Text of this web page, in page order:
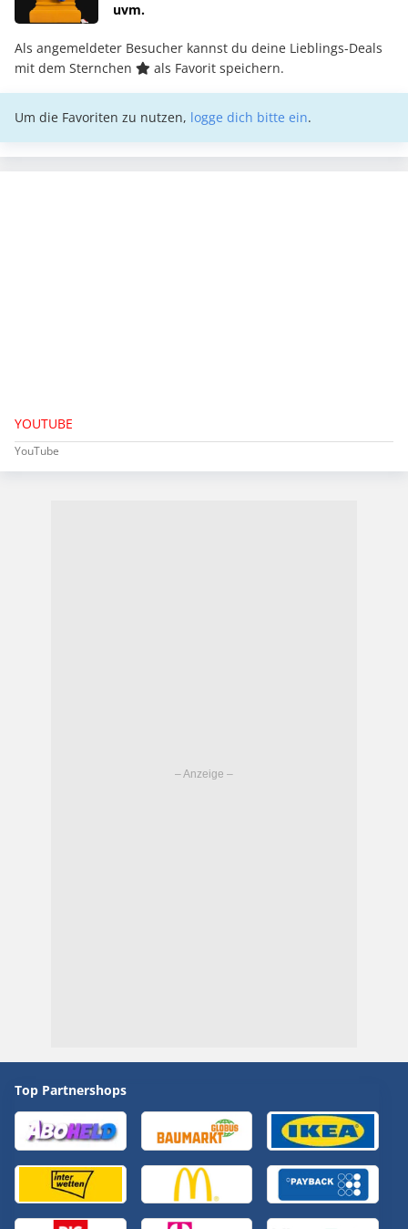
uvm.
Als angemeldeter Besucher kannst du deine Lieblings-Deals
mit dem Sternchen
als Favorit speichern.
Um die Favoriten zu nutzen, logge dich bitte ein.
YOUTUBE
YouTube
Top Partnershops